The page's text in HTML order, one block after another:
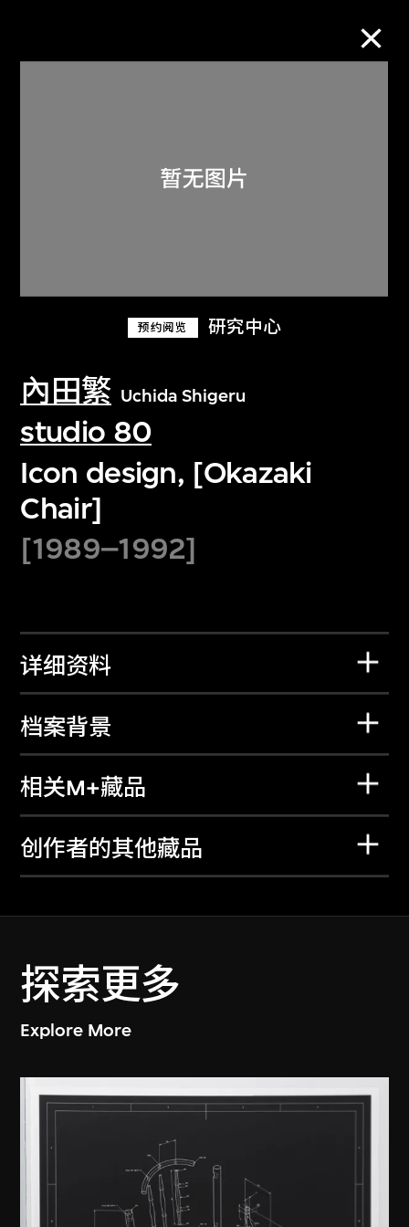
预约阅览 研究中心
內田繁 Uchida Shigeru
studio 80
Icon design, [Okazaki
Chair]
[1989–1992]
详细资料
档案背景
相关M+藏品
创作者的其他藏品
探索更多
Explore More
关于M+藏品
探索世界顶级的二十及二十一世纪视觉
文化藏品。